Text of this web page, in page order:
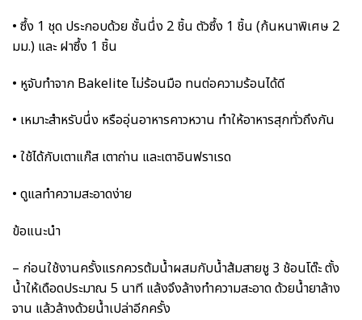
• ซึ้ง 1 ชุด ประกอบด้วย ชั้นนึ่ง 2 ชิ้น ตัวซึ้ง 1 ชิ้น (ก้นหนาพิเศษ 2
มม.) และ ฝาซึ้ง 1 ชิ้น
• หูจับทำจาก Bakelite ไม่ร้อนมือ ทนต่อความร้อนได้ดี
• เหมาะสำหรับนึ่ง หรืออุ่นอาหารคาวหวาน ทำให้อาหารสุกทั่วถึงกัน
• ใช้ได้กับเตาแก๊ส เตาถ่าน และเตาอินฟราเรด
• ดูแลทำความสะอาดง่าย
ข้อแนะนำ
– ก่อนใช้งานครั้งแรกควรต้มน้ำผสมกับน้ำส้มสายชู 3 ช้อนโต๊ะ ตั้ง
น้ำให้เดือดประมาณ 5 นาที แล้งจึงล้างทำความสะอาด ด้วยน้ำยาล้าง
จาน แล้วล้างด้วยน้ำเปล่าอีกครั้ง